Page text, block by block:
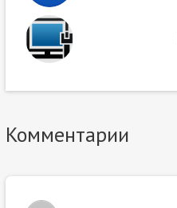
Комментарии